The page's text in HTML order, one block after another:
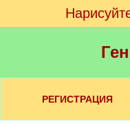
РЕГИСТРАЦИЯ